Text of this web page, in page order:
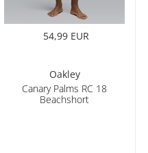
54,99 EUR
Oakley
Canary Palms RC 18
Beachshort